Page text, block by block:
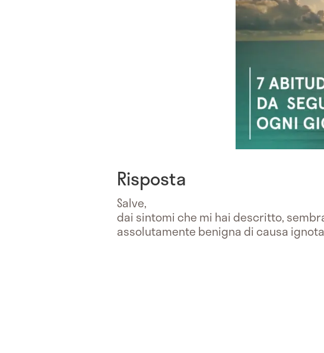
Risposta
Salve,
dai sintomi che mi hai descritto,
assolutamente benigna di causa